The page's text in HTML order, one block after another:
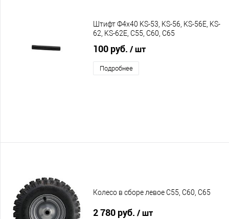
Штифт Ф4х40 KS-53, KS-56, KS-56E, KS-
62, KS-62E, C55, С60, C65
100 руб. / шт
Подробнее
Колесо в сборе левое C55, C60, C65
2 780 руб. / шт